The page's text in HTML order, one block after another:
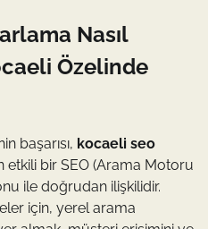
Nasıl
Özelinde
başarısı, kocaeli seo
etkili bir SEO (Arama Motoru
ile doğrudan ilişkilidir.
için, yerel arama